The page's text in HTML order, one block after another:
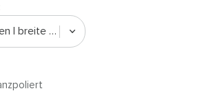
sofa mit armlehnen | breite 252cm, leder alfa